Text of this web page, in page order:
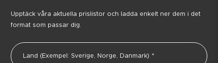
Upptäck våra aktuella prislistor och ladda enkelt ner dem i det
format som passar dig.